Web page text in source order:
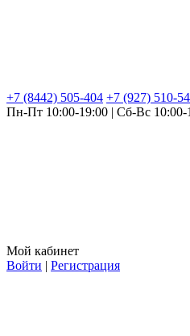
+7 (8442) 505-404 +7 (927) 510-
Пн-Пт 10:00-19:00 | Сб-Вс 10:00-
Мой кабинет
Войти | Регистрация